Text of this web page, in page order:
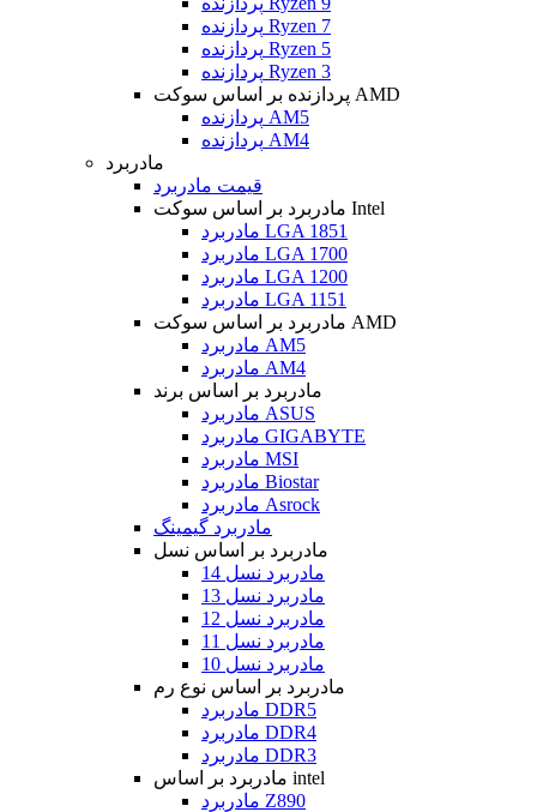
پردازنده Ryzen 7
پردازنده Ryzen 5
پردازنده Ryzen 3
پردازنده بر اساس سوکت AMD
پردازنده AM5
پردازنده AM4
مادربرد
قیمت مادربرد
مادربرد بر اساس سوکت Intel
مادربرد LGA 1851
مادربرد LGA 1700
مادربرد LGA 1200
مادربرد LGA 1151
مادربرد بر اساس سوکت AMD
مادربرد AM5
مادربرد AM4
مادربرد بر اساس برند
مادربرد ASUS
مادربرد GIGABYTE
مادربرد MSI
مادربرد Biostar
مادربرد Asrock
مادربرد گیمینگ
مادربرد بر اساس نسل
مادربرد نسل 14
مادربرد نسل 13
مادربرد نسل 12
مادربرد نسل 11
مادربرد نسل 10
مادربرد بر اساس نوع رم
مادربرد DDR5
مادربرد DDR4
مادربرد DDR3
مادربرد بر اساس intel
مادربرد Z890